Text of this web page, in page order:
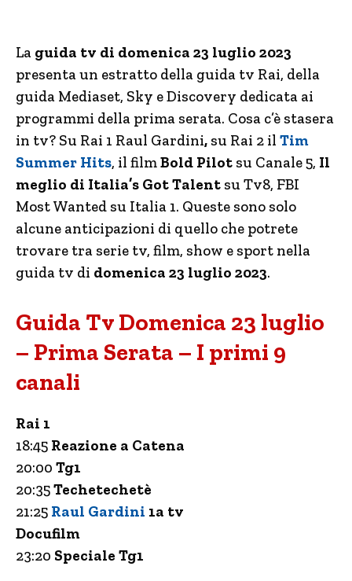
La guida tv di domenica 23 luglio 2023
presenta un estratto della guida tv Rai, della
guida Mediaset, Sky e Discovery dedicata ai
programmi della prima serata. Cosa c’è stasera
in tv? Su Rai 1 Raul Gardini, su Rai 2 il Tim
Summer Hits, il filmBold Pilot su Canale 5, Il
meglio di Italia’s Got Talent su Tv8, FBI
Most Wanted su Italia 1. Queste sono solo
alcune anticipazioni di quello che potrete
trovare tra serie tv, film, show e sport nella
guida tv di domenica 23 luglio 2023.
Guida Tv Domenica 23 luglio
– Prima Serata – I primi 9
canali
Rai 1
18:45 Reazione a Catena
20:00 Tg1
20:35Techetechetè
21:25 Raul Gardini 1a tv
Docufilm
23:20 Speciale Tg1